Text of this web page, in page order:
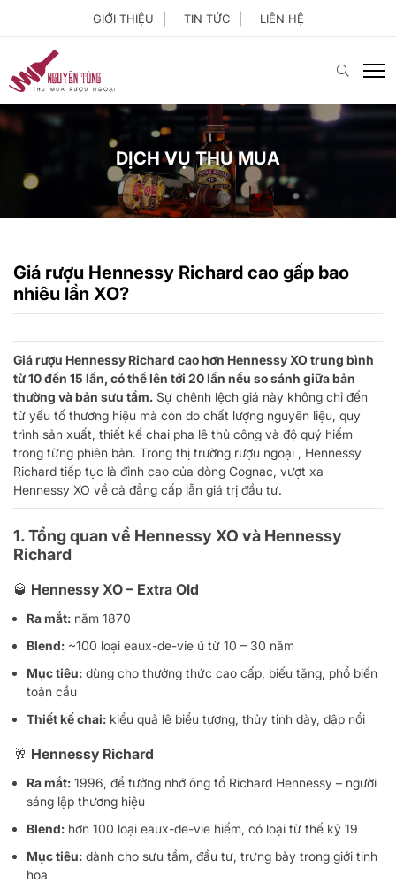
GIỚI THIỆU TIN TỨC LIÊN HỆ
DỊCH VỤ THU MUA
Giá rượu Hennessy Richard cao gấp bao
nhiêu lần XO?
Giá rượu Hennessy Richard cao hơn Hennessy XO trung bình
từ 10 đến 15 lần, có thể lên tới 20 lần nếu so sánh giữa bản
thường và bản sưu tầm. Sự chênh lệch giá này không chỉ đến
từ yếu tố thương hiệu mà còn do chất lượng nguyên liệu, quy
trình sản xuất, thiết kế chai pha lê thủ công và độ quý hiếm
trong từng phiên bản. Trong thị trường rượu ngoại , Hennessy
Richard tiếp tục là đỉnh cao của dòng Cognac, vượt xa
Hennessy XO về cả đẳng cấp lẫn giá trị đầu tư.
1. Tổng quan về Hennessy XO và Hennessy
Richard
🥃 Hennessy XO – Extra Old
Ra mắt: năm 1870
Blend: ~100 loại eaux-de-vie ủ từ 10 – 30 năm
Mục tiêu: dùng cho thưởng thức cao cấp, biếu tặng, phổ biến
toàn cầu
Thiết kế chai: kiểu quả lê biểu tượng, thủy tinh dày, dập nổi
🥂 Hennessy Richard
Ra mắt: 1996, để tưởng nhớ ông tổ Richard Hennessy – người
sáng lập thương hiệu
Blend: hơn 100 loại eaux-de-vie hiếm, có loại từ thế kỷ 19
Mục tiêu: dành cho sưu tầm, đầu tư, trưng bày trong giới tinh
hoa